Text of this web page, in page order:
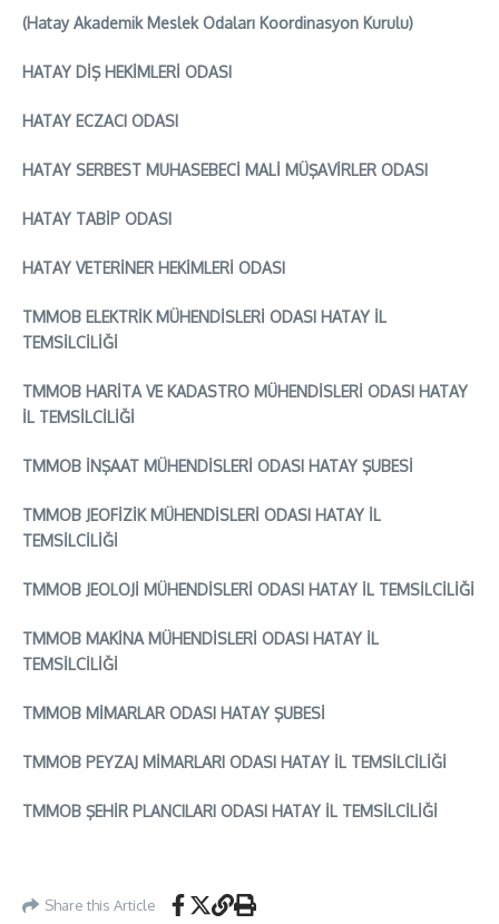
(Hatay Akademik Meslek Odaları Koordinasyon Kurulu)
HATAY DİŞ HEKİMLERİ ODASI
HATAY ECZACI ODASI
HATAY SERBEST MUHASEBECİ MALİ MÜŞAVİRLER ODASI
HATAY TABİP ODASI
HATAY VETERİNER HEKİMLERİ ODASI
TMMOB ELEKTRİK MÜHENDİSLERİ ODASI HATAY İL
TEMSİLCİLİĞİ
TMMOB HARİTA VE KADASTRO MÜHENDİSLERİ ODASI HATAY
İL TEMSİLCİLİĞİ
TMMOB İNŞAAT MÜHENDİSLERİ ODASI HATAY ŞUBESİ
TMMOB JEOFİZİK MÜHENDİSLERİ ODASI HATAY İL
TEMSİLCİLİĞİ
TMMOB JEOLOJİ MÜHENDİSLERİ ODASI HATAY İL TEMSİLCİLİĞİ
TMMOB MAKİNA MÜHENDİSLERİ ODASI HATAY İL
TEMSİLCİLİĞİ
TMMOB MİMARLAR ODASI HATAY ŞUBESİ
TMMOB PEYZAJ MİMARLARI ODASI HATAY İL TEMSİLCİLİĞİ
TMMOB ŞEHİR PLANCILARI ODASI HATAY İL TEMSİLCİLİĞİ
Share this Article